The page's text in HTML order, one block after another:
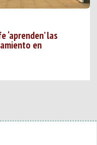
‘aprenden’ las
en